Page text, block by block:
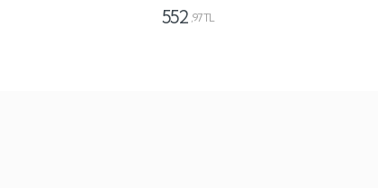
552 ,97 TL